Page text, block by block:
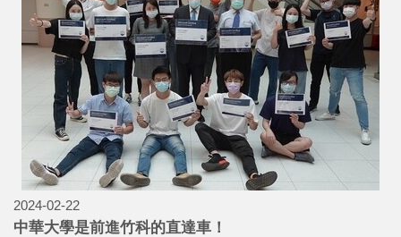
2024-02-22
中華大學是前進竹科的直達車！